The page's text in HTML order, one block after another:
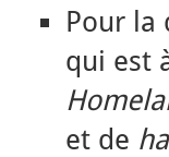
Pour la
qui est
et de